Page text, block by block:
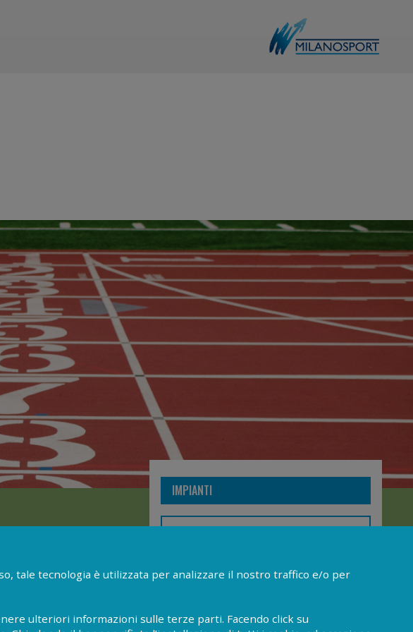
IMPIANTI
NEWS
tale tecnologia è utilizzata per analizzare il nostro traffico e/o per
ulteriori informazioni sulle terze parti. Facendo click su